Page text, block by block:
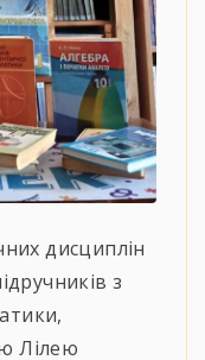
дисциплін
з
Лілею